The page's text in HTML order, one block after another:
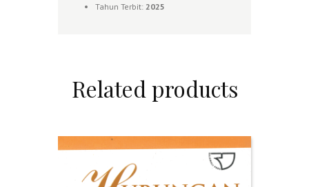
Tahun Terbit: 2025
Related products